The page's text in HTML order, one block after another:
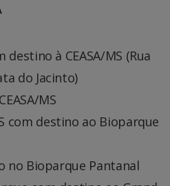
à CEASA/MS (Rua
do Jacinto)
MS
com destino ao Bioparque
no Bioparque Pantanal